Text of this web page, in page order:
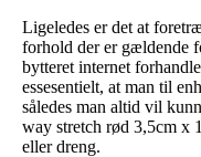
Ligeledes er det at
forhold der er gældende
bytteret internet
essesentielt, at man til
således man altid vil
way stretch rød 3,5cm x
eller dreng.